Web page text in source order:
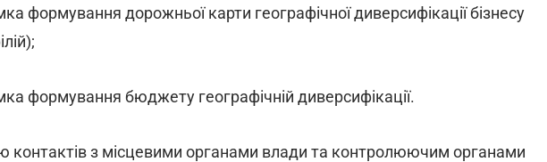
формування дорожньої карти географічної диверсифікації бізнесу
формування бюджету географічній диверсифікації.
контактів з місцевими органами влади та контролюючим органами